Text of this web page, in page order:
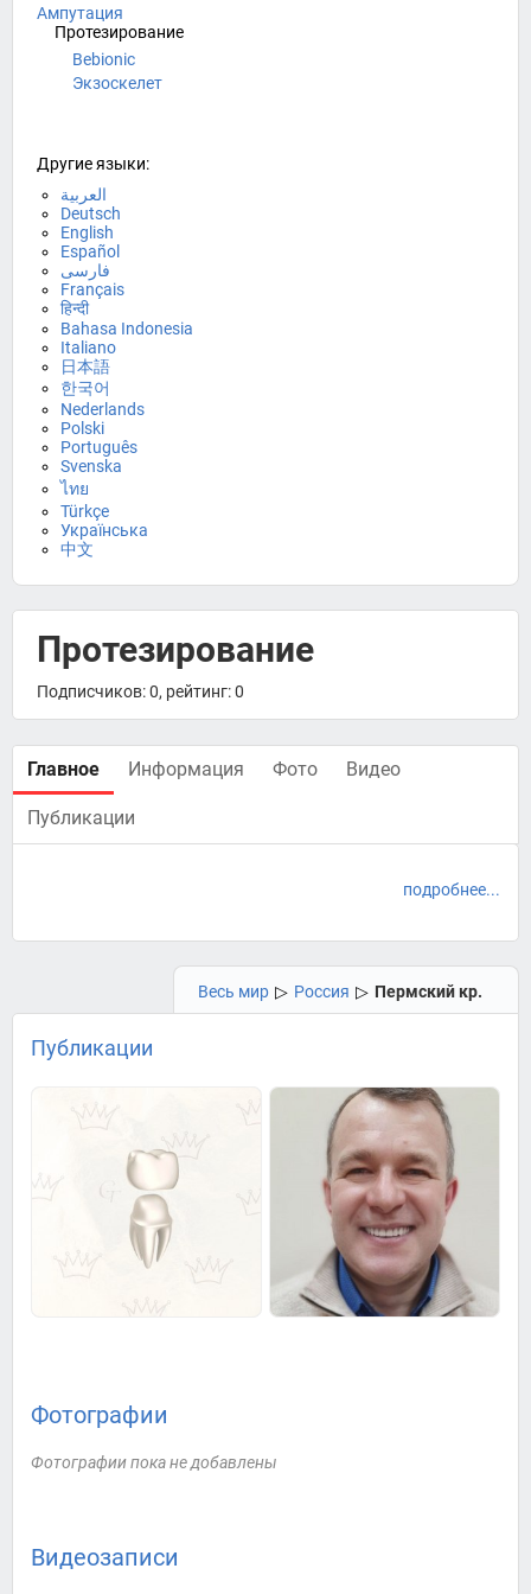
Ампутация
Протезирование
Bebionic
Экзоскелет
Другие языки:
العربية
Deutsch
English
Español
فارسی
Français
हिन्दी
Bahasa Indonesia
Italiano
日本語
한국어
Nederlands
Polski
Português
Svenska
ไทย
Türkçe
Українська
中文
Протезирование
Подписчиков: 0, рейтинг: 0
Главное Информация Фото Видео
Публикации
подробнее...
Весь мир ▷ Россия ▷ Пермский кр.
Публикации
Фотографии
Фотографии пока не добавлены
Видеозаписи